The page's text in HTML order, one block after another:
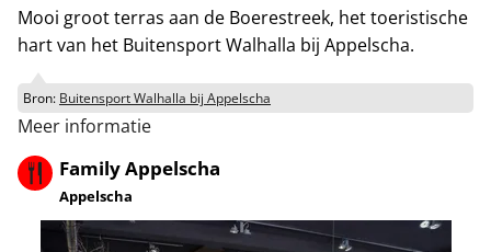
Mooi groot terras aan de Boerestreek, het toeristische
hart van het Buitensport Walhalla bij Appelscha.
Bron: Buitensport Walhalla bij Appelscha
Meer informatie
Family Appelscha
Appelscha